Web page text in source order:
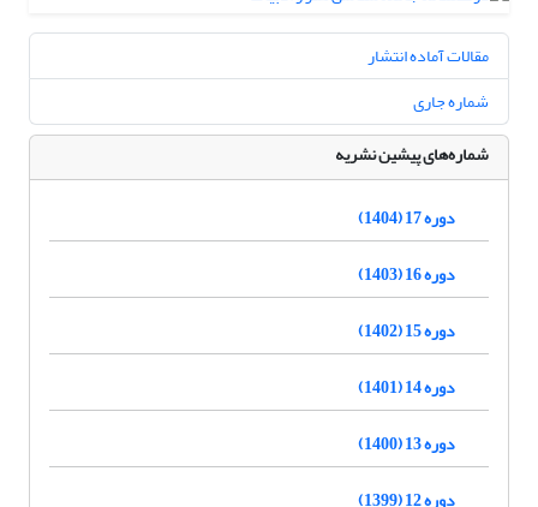
مقالات آماده انتشار
شماره جاری
شماره‌های پیشین نشریه
دوره 17 (1404)
دوره 16 (1403)
دوره 15 (1402)
دوره 14 (1401)
دوره 13 (1400)
دوره 12 (1399)